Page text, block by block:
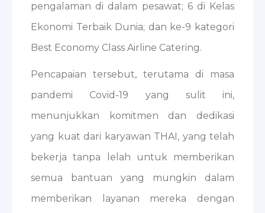
pengalaman di dalam pesawat; 6 di Kelas
Ekonomi Terbaik Dunia; dan ke-9 kategori
Best Economy Class Airline Catering.
Pencapaian tersebut, terutama di masa
pandemi Covid-19 yang sulit ini,
menunjukkan komitmen dan dedikasi
yang kuat dari karyawan THAI, yang telah
bekerja tanpa lelah untuk memberikan
semua bantuan yang mungkin dalam
memberikan layanan mereka dengan